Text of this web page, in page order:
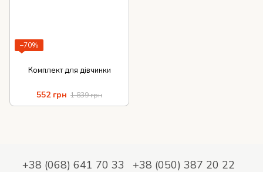
−70%
Комплект для дівчинки
552 грн 1 839 грн
+38 (068) 641 70 33 +38 (050) 387 20 22